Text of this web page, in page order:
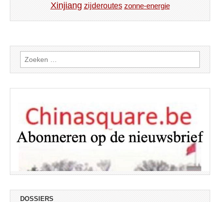
Xinjiang zijderoutes zonne-energie
Zoeken
naar:
DOSSIERS